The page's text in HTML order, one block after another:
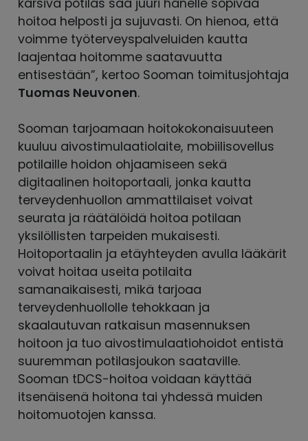
hoitoa helposti ja sujuvasti. On hienoa, että
voimme työterveyspalveluiden kautta
laajentaa hoitomme saatavuutta
entisestään”, kertoo Sooman toimitusjohtaja
Tuomas Neuvonen.
Sooman tarjoamaan hoitokokonaisuuteen
kuuluu aivostimulaatiolaite, mobiilisovellus
potilaille hoidon ohjaamiseen sekä
digitaalinen hoitoportaali, jonka kautta
terveydenhuollon ammattilaiset voivat
seurata ja räätälöidä hoitoa potilaan
yksilöllisten tarpeiden mukaisesti.
Hoitoportaalin ja etäyhteyden avulla lääkärit
voivat hoitaa useita potilaita
samanaikaisesti, mikä tarjoaa
terveydenhuollolle tehokkaan ja
skaalautuvan ratkaisun masennuksen
hoitoon ja tuo aivostimulaatiohoidot entistä
suuremman potilasjoukon saataville.
Sooman tDCS-hoitoa voidaan käyttää
itsenäisenä hoitona tai yhdessä muiden
hoitomuotojen kanssa.